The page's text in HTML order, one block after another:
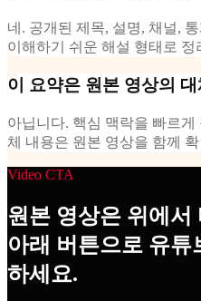
네. 공개된 제목, 설명, 채널,
이해하기 쉬운 해설 형태로 정
이 요약은 원본 영상의
아닙니다. 핵심 맥락을 빠르
체 내용은 원본 영상을 함께
Video CTA
원본 영상은 위에서
아래 버튼으로 유튜
하세요.